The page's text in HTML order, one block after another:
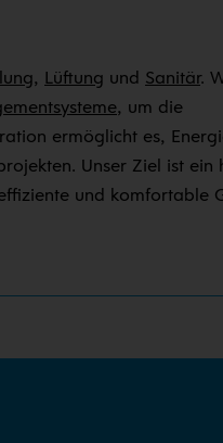
, Lüftung und Sanitär.
, um die
ermöglicht es,
Unser Ziel ist ein
und komfortable